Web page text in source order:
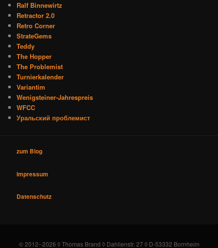
Ralf Binnewirtz
Retractor 2.0
Retro Corner
StrateGems
Teddy
The Hopper
The Problemist
Turnierkalender
Variantim
Wenigsteiner-Jahrespreis
WFCC
Уральский проблемист
zum Blog
Impressum
Datenschutz
© 2012--2026 ◊ Thomas Brand ◊ Dahlienstr. 27 ◊ D-53332 Bornheim